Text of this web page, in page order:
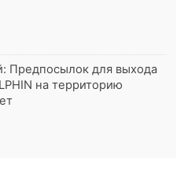
Предпосылок для выхода
на территорию